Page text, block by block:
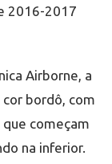
Airborne, a
bordô, com
começam
na inferior.